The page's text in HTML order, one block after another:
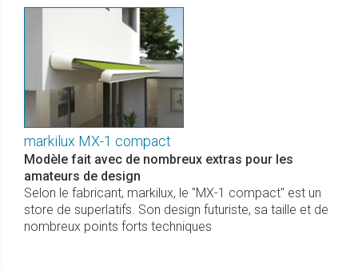
markilux MX-1 compact
Modèle fait avec de nombreux extras pour les
amateurs de design
Selon le fabricant, markilux, le "MX-1 compact" est un
store de superlatifs. Son design futuriste, sa taille et de
nombreux points forts techniques